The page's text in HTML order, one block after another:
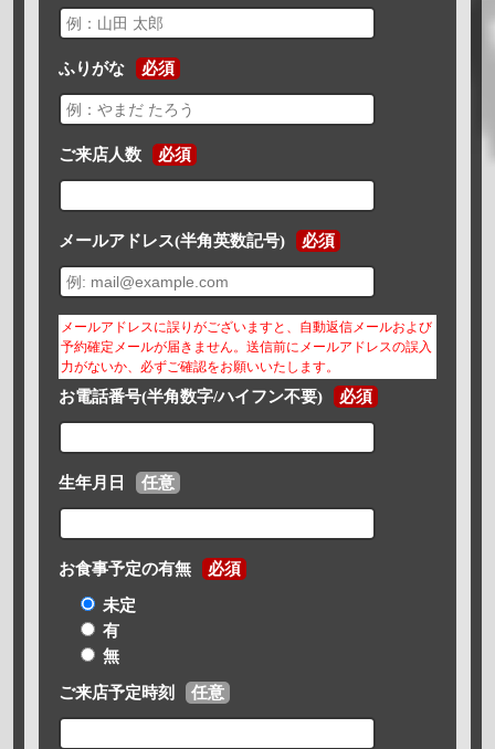
ふりがな 必須
ご来店人数 必須
メールアドレス(半角英数記号) 必須
メールアドレスに誤りがございますと、自動返信メールおよび
予約確定メールが届きません。送信前にメールアドレスの誤入
力がないか、必ずご確認をお願いいたします。
お電話番号(半角数字/ハイフン不要) 必須
生年月日 任意
お食事予定の有無 必須
未定
有
無
ご来店予定時刻 任意